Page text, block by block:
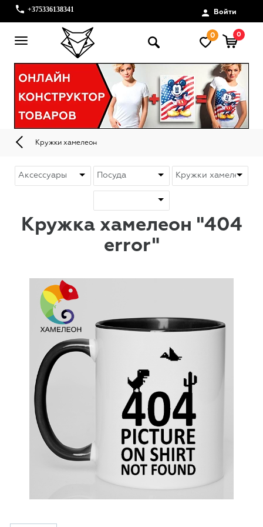
+375336138341 Войти
0 0
Кружки хамелеон
Кружка хамелеон "404
error"